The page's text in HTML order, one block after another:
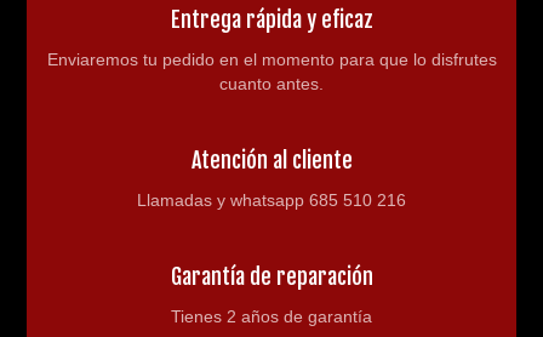
Entrega rápida y eficaz
Enviaremos tu pedido en el momento para que lo disfrutes
cuanto antes.
Atención al cliente
Llamadas y whatsapp 685 510 216
Garantía de reparación
Tienes 2 años de garantía